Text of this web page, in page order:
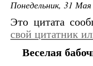
Понедельник, 31
Это цитата
свой цитатник
Веселая